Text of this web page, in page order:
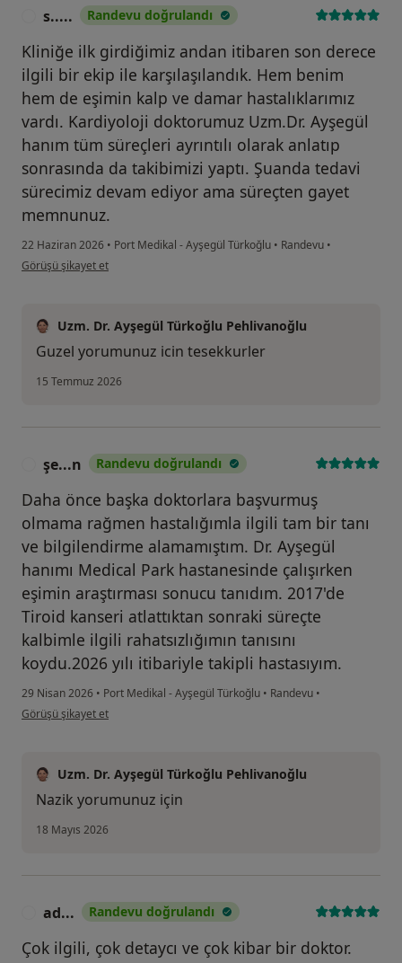
s..... Randevu doğrulandı
Kliniğe ilk girdiğimiz andan itibaren son derece
ilgili bir ekip ile karşılaşılandık. Hem benim
hem de eşimin kalp ve damar hastalıklarımız
vardı. Kardiyoloji doktorumuz Uzm.Dr. Ayşegül
hanım tüm süreçleri ayrıntılı olarak anlatıp
sonrasında da takibimizi yaptı. Şuanda tedavi
sürecimiz devam ediyor ama süreçten gayet
memnunuz.
22 Haziran 2026 • Port Medikal - Ayşegül Türkoğlu • Randevu •
kullanıcının görüşüne göre s.....
Görüşü şikayet et
Uzm. Dr. Ayşegül Türkoğlu Pehlivanoğlu
Guzel yorumunuz icin tesekkurler
15 Temmuz 2026
şe...n Randevu doğrulandı
Daha önce başka doktorlara başvurmuş
olmama rağmen hastalığımla ilgili tam bir tanı
ve bilgilendirme alamamıştım. Dr. Ayşegül
hanımı Medical Park hastanesinde çalışırken
eşimin araştırması sonucu tanıdım. 2017'de
Tiroid kanseri atlattıktan sonraki süreçte
kalbimle ilgili rahatsızlığımın tanısını
koydu.2026 yılı itibariyle takipli hastasıyım.
29 Nisan 2026 • Port Medikal - Ayşegül Türkoğlu • Randevu •
kullanıcının görüşüne göre şe...n
Görüşü şikayet et
Uzm. Dr. Ayşegül Türkoğlu Pehlivanoğlu
Nazik yorumunuz için
18 Mayıs 2026
ad... Randevu doğrulandı
Çok ilgili, çok detaycı ve çok kibar bir doktor.